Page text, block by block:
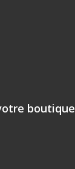
boutique